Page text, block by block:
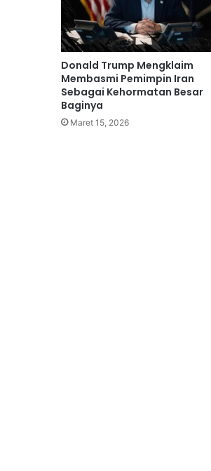
Donald Trump Mengklaim
Membasmi Pemimpin Iran
Sebagai Kehormatan Besar
Baginya
Maret 15, 2026